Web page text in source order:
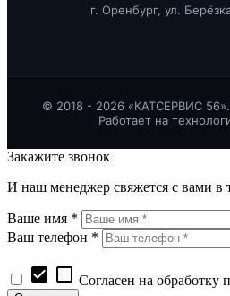
г. Оренбург, ул.
© 2018 - 2026 «КАТСЕРВИС
Работает на
Закажите звонок
И наш менеджер свяжется с вами в
Ваше имя *
Ваш телефон *
check_box check_box_outline_blank Согласен на обработку